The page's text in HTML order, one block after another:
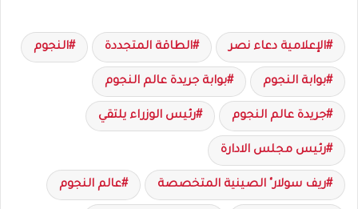
الإعلامية دعاء نصر الطاقة المتجددة النجوم
بوابة النجوم بوابة جريدة عالم النجوم
جريدة عالم النجوم رئيس الوزراء يلتقي
رئيس مجلس الادارة
ريف سولار" الصينية المتخصصة عالم النجوم